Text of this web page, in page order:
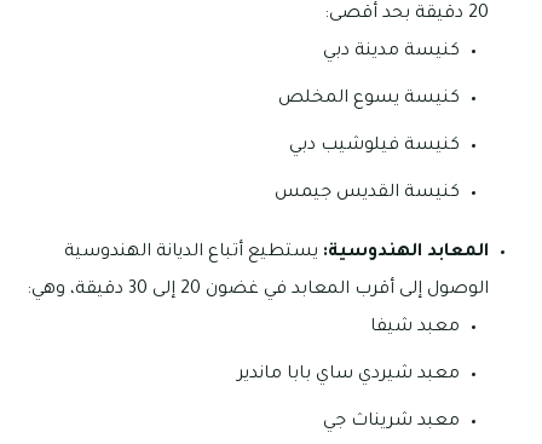
20 دقيقة بحد أقصى:
كنيسة مدينة دبي
كنيسة يسوع المخلص
كنيسة فيلوشيب دبي
كنيسة القديس جيمس
المعابد الهندوسية: يستطيع أتباع الديانة الهندوسية
الوصول إلى أقرب المعابد في غضون 20 إلى 30 دقيقة، وهي:
معبد شيفا
معبد شيردي ساي بابا ماندير
معبد شريناث جي